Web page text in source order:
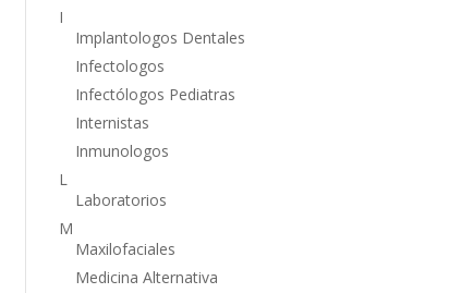
I
Implantologos Dentales
Infectologos
Infectólogos Pediatras
Internistas
Inmunologos
L
Laboratorios
M
Maxilofaciales
Medicina Alternativa